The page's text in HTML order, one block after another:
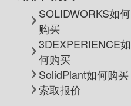
SOLIDWORKS如何
购买
3DEXPERIENCE如
何购买
SolidPlant如何购买
索取报价